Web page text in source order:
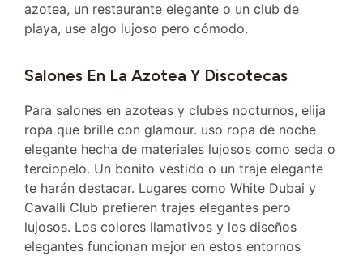
azotea, un restaurante elegante o un club de
playa, use algo lujoso pero cómodo.
Salones En La Azotea Y Discotecas
Para salones en azoteas y clubes nocturnos, elija
ropa que brille con glamour. uso ropa de noche
elegante hecha de materiales lujosos como seda o
terciopelo. Un bonito vestido o un traje elegante
te harán destacar. Lugares como White Dubai y
Cavalli Club prefieren trajes elegantes pero
lujosos. Los colores llamativos y los diseños
elegantes funcionan mejor en estos entornos